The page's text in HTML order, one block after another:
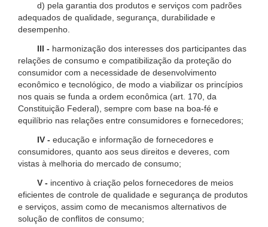
d) pela garantia dos produtos e serviços com padrões
adequados de qualidade, segurança, durabilidade e
desempenho.
III - harmonização dos interesses dos participantes das
relações de consumo e compatibilização da proteção do
consumidor com a necessidade de desenvolvimento
econômico e tecnológico, de modo a viabilizar os princípios
nos quais se funda a ordem econômica (art. 170, da
Constituição Federal), sempre com base na boa-fé e
equilíbrio nas relações entre consumidores e fornecedores;
IV - educação e informação de fornecedores e
consumidores, quanto aos seus direitos e deveres, com
vistas à melhoria do mercado de consumo;
V - incentivo à criação pelos fornecedores de meios
eficientes de controle de qualidade e segurança de produtos
e serviços, assim como de mecanismos alternativos de
solução de conflitos de consumo;